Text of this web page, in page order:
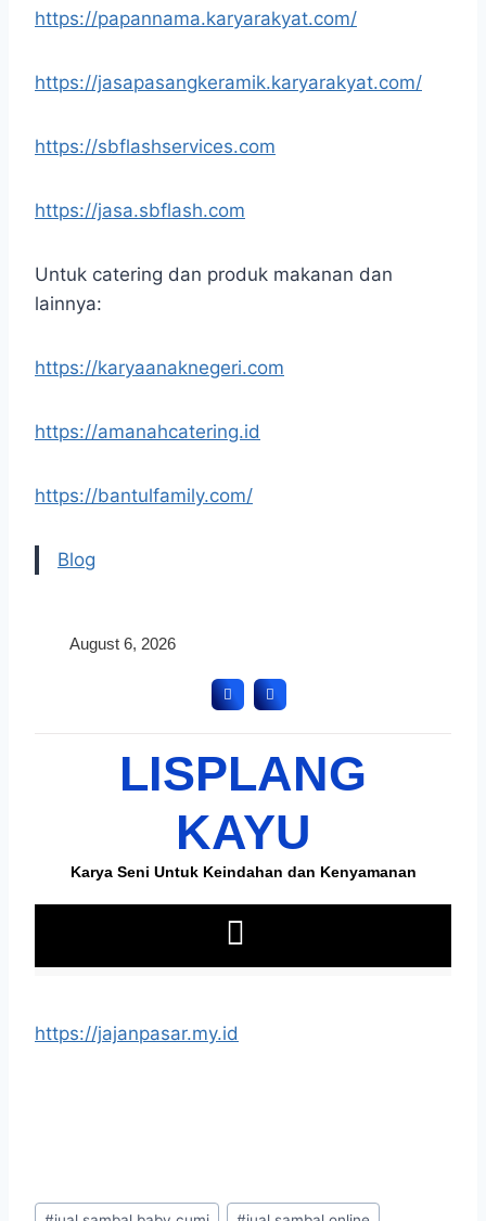
https://papannama.karyarakyat.com/
https://jasapasangkeramik.karyarakyat.com/
https://sbflashservices.com
https://jasa.sbflash.com
Untuk catering dan produk makanan dan
lainnya:
https://karyaanaknegeri.com
https://amanahcatering.id
https://bantulfamily.com/
Blog
https://jajanpasar.my.id